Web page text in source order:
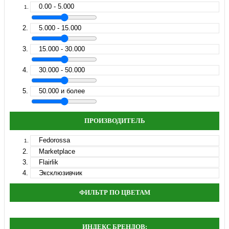
0.00 - 5.000
5.000 - 15.000
15.000 - 30.000
30.000 - 50.000
50.000 и более
ПРОИЗВОДИТЕЛЬ
Fedorossa
Marketplace
Flairlik
Эксклюзивчик
ФИЛЬТР ПО ЦВЕТАМ
ИНДЕКС БРЕНДОВ: